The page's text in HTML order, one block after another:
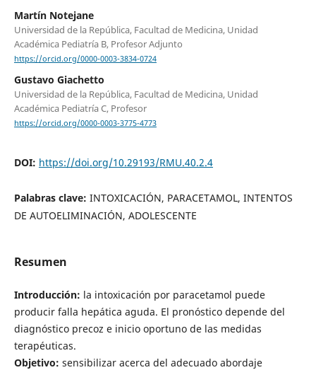
Martín Notejane
Universidad de la República, Facultad de Medicina, Unidad
Académica Pediatría B, Profesor Adjunto
https://orcid.org/0000-0003-3834-0724
Gustavo Giachetto
Universidad de la República, Facultad de Medicina, Unidad
Académica Pediatría C, Profesor
https://orcid.org/0000-0003-3775-4773
DOI: https://doi.org/10.29193/RMU.40.2.4
Palabras clave: INTOXICACIÓN, PARACETAMOL, INTENTOS
DE AUTOELIMINACIÓN, ADOLESCENTE
Resumen
Introducción: la intoxicación por paracetamol puede
producir falla hepática aguda. El pronóstico depende del
diagnóstico precoz e inicio oportuno de las medidas
terapéuticas.
Objetivo: sensibilizar acerca del adecuado abordaje